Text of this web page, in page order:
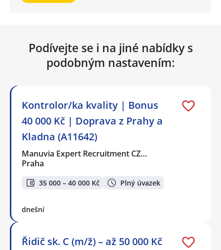
Podívejte se i na jiné nabídky s
podobným nastavením:
Kontrolor/ka kvality | Bonus
40 000 Kč | Doprava z Prahy a
Kladna (A11642)
Manuvia Expert Recruitment CZ…
Praha
35 000 – 40 000 Kč Plný úvazek
dnešní
Řidič sk. C (m/ž) – až 50 000 Kč